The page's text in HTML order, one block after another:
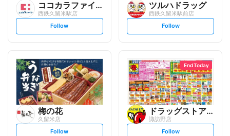
ココカラファイン
西鉄久留米駅店
s
t
l
o
w
Follow
ツルハドラッグ
西鉄久留米駅前店
s
t
l
o
w
Follow
梅の花
久留米店
s
Follow
End Today
ドラッグストアモリ
諏訪野店
s
Follow